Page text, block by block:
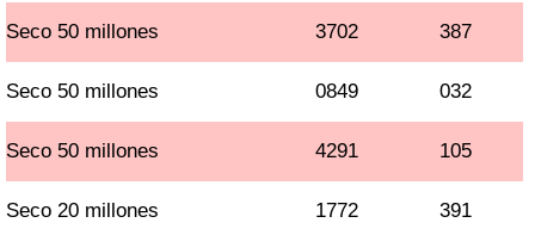
Seco 50 millones 3702 387
Seco 50 millones 0849 032
Seco 50 millones 4291 105
Seco 20 millones 1772 391